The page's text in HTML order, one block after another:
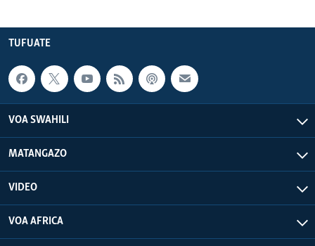
TUFUATE
VOA SWAHILI
MATANGAZO
VIDEO
VOA AFRICA